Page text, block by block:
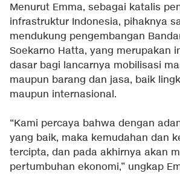
Menurut Emma, sebagai katalis
infrastruktur Indonesia, pihaknya
mendukung pengembangan
Soekarno Hatta, yang merupakan
dasar bagi lancarnya mobilisasi
maupun barang dan jasa, baik
maupun internasional.
“Kami percaya bahwa dengan
yang baik, maka kemudahan dan
tercipta, dan pada akhirnya akan
pertumbuhan ekonomi,” ungkap